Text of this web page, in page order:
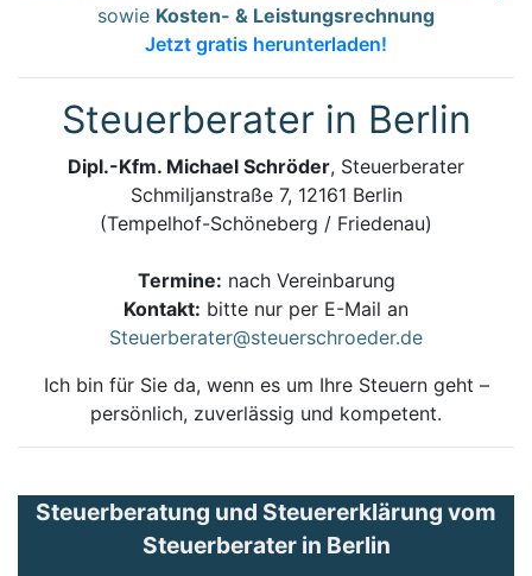
sowie Kosten- & Leistungsrechnung
Jetzt gratis herunterladen!
Steuerberater in Berlin
Dipl.-Kfm. Michael Schröder, Steuerberater
Schmiljanstraße 7, 12161 Berlin
(Tempelhof-Schöneberg / Friedenau)
Termine: nach Vereinbarung
Kontakt: bitte nur per E-Mail an
Steuerberater@steuerschroeder.de
Ich bin für Sie da, wenn es um Ihre Steuern geht –
persönlich, zuverlässig und kompetent.
Steuerberatung und Steuererklärung vom
Steuerberater in Berlin